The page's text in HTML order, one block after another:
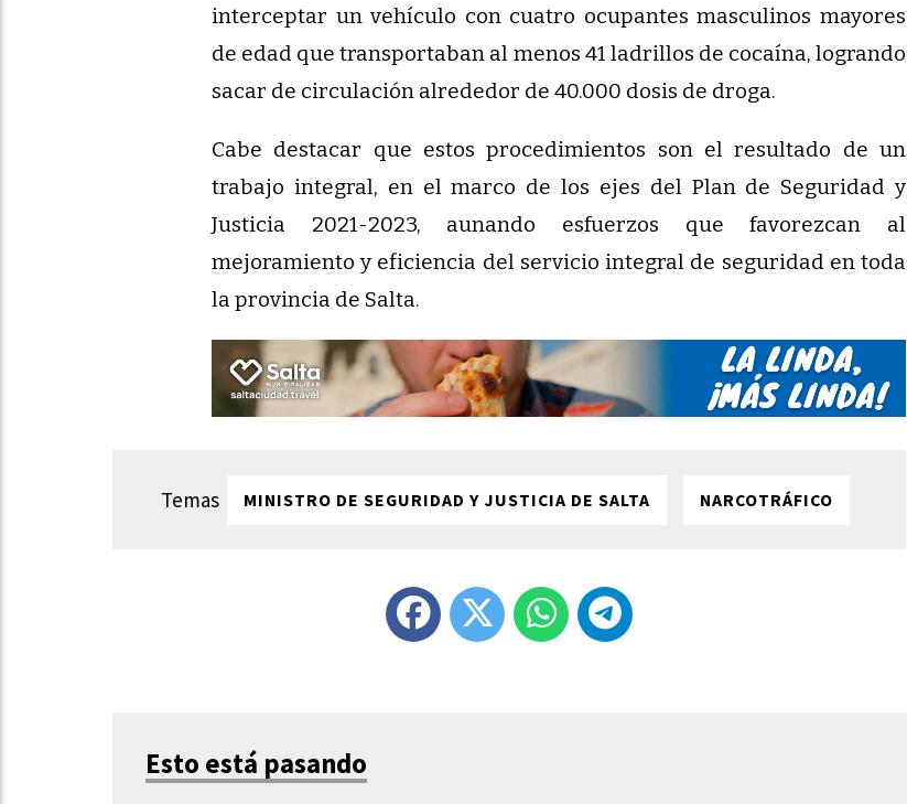
interceptar un vehículo con cuatro ocupantes masculinos mayores
de edad que transportaban al menos 41 ladrillos de cocaína, logrando
sacar de circulación alrededor de 40.000 dosis de droga.
Cabe destacar que estos procedimientos son el resultado de un
trabajo integral, en el marco de los ejes del Plan de Seguridad y
Justicia 2021-2023, aunando esfuerzos que favorezcan al
mejoramiento y eficiencia del servicio integral de seguridad en toda
la provincia de Salta.
MINISTRO DE SEGURIDAD Y JUSTICIA DE SALTA NARCOTRÁFICO
Esto está pasando